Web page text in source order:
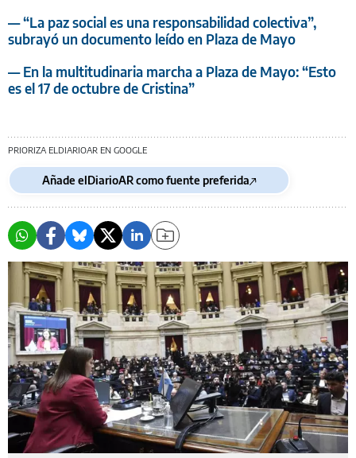
— “La paz social es una responsabilidad colectiva”,
subrayó un documento leído en Plaza de Mayo
— En la multitudinaria marcha a Plaza de Mayo: “Esto
es el 17 de octubre de Cristina”
PRIORIZA ELDIARIOAR EN GOOGLE
Añade elDiarioAR como fuente preferida